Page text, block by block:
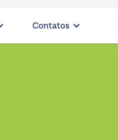
Contatos